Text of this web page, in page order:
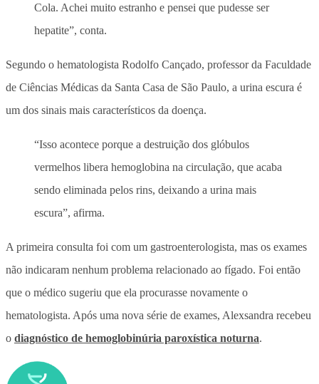
Cola. Achei muito estranho e pensei que pudesse ser
hepatite”, conta.
Segundo o hematologista Rodolfo Cançado, professor da Faculdade
de Ciências Médicas da Santa Casa de São Paulo, a urina escura é
um dos sinais mais característicos da doença.
“Isso acontece porque a destruição dos glóbulos
vermelhos libera hemoglobina na circulação, que acaba
sendo eliminada pelos rins, deixando a urina mais
escura”, afirma.
A primeira consulta foi com um gastroenterologista, mas os exames
não indicaram nenhum problema relacionado ao fígado. Foi então
que o médico sugeriu que ela procurasse novamente o
hematologista. Após uma nova série de exames, Alexsandra recebeu
o diagnóstico de hemoglobinúria paroxística noturna.